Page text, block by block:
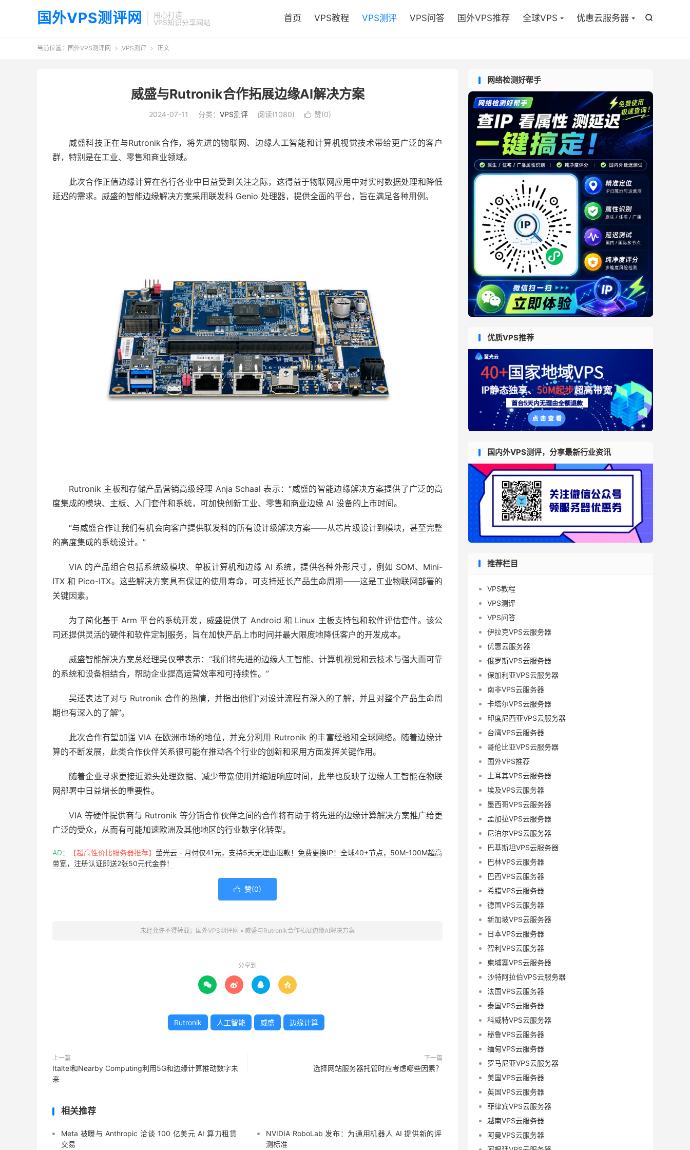
国外VPS测评网
用心打造
VPS知识分享网站

首页 VPS教程 VPS测评 VPS问答 国外VPS推荐 全球VPS 优惠云服务器
当前位置： 国外VPS测评网  VPS测评  正文
威盛与Rutronik合作拓展边缘AI解决方案
2024-07-11 分类： VPS测评 阅读(1080)  赞(0)
威盛科技正在与Rutronik合作，将先进的物联网、边缘人工智能和计算机视觉技术带给更广泛的客户
群，特别是在工业、零售和商业领域。
此次合作正值边缘计算在各行各业中日益受到关注之际，这得益于物联网应用中对实时数据处理和降低
延迟的需求。威盛的智能边缘解决方案采用联发科 Genio 处理器，提供全面的平台，旨在满足各种用例。
Rutronik 主板和存储产品营销高级经理 Anja Schaal 表示：“威盛的智能边缘解决方案提供了广泛的高
度集成的模块、主板、入门套件和系统，可加快创新工业、零售和商业边缘 AI 设备的上市时间。
“与威盛合作让我们有机会向客户提供联发科的所有设计级解决方案——从芯片级设计到模块，甚至完整
的高度集成的系统设计。”
VIA 的产品组合包括系统级模块、单板计算机和边缘 AI 系统，提供各种外形尺寸，例如 SOM、Mini-
ITX 和 Pico-ITX。这些解决方案具有保证的使用寿命，可支持延长产品生命周期——这是工业物联网部署的
关键因素。
为了简化基于 Arm 平台的系统开发，威盛提供了 Android 和 Linux 主板支持包和软件评估套件。该公
司还提供灵活的硬件和软件定制服务，旨在加快产品上市时间并最大限度地降低客户的开发成本。
威盛智能解决方案总经理吴仪攀表示：“我们将先进的边缘人工智能、计算机视觉和云技术与强大而可靠
的系统和设备相结合，帮助企业提高运营效率和可持续性。”
吴还表达了对与 Rutronik 合作的热情，并指出他们“对设计流程有深入的了解，并且对整个产品生命周
期也有深入的了解”。
此次合作有望加强 VIA 在欧洲市场的地位，并充分利用 Rutronik 的丰富经验和全球网络。随着边缘计
算的不断发展，此类合作伙伴关系很可能在推动各个行业的创新和采用方面发挥关键作用。
随着企业寻求更接近源头处理数据、减少带宽使用并缩短响应时间，此举也反映了边缘人工智能在物联
网部署中日益增长的重要性。
VIA 等硬件提供商与 Rutronik 等分销合作伙伴之间的合作将有助于将先进的边缘计算解决方案推广给更
广泛的受众，从而有可能加速欧洲及其他地区的行业数字化转型。
AD： 【超高性价比服务器推荐】 萤光云 - 月付仅41元，支持5天无理由退款！免费更换IP！全球40+节点，50M-100M超高
带宽，注册认证即送2张50元代金券！
 赞(0)
未经允许不得转载； 国外VPS测评网 » 威盛与Rutronik合作拓展边缘AI解决方案
分享到
   
Rutronik 人工智能 威盛 边缘计算
上一篇
Italtel和Nearby Computing利用5G和边缘计算推动数字未
来
下一篇
选择网站服务器托管时应考虑哪些因素？
相关推荐
Meta 被曝与 Anthropic 洽谈 100 亿美元 AI 算力租赁
交易
NVIDIA RoboLab 发布：为通用机器人 AI 提供新的评
测标准
网络检测好帮手
优质VPS推荐
国内外VPS测评，分享最新行业资讯
推荐栏目
VPS教程
VPS测评
VPS问答
伊拉克VPS云服务器
优惠云服务器
俄罗斯VPS云服务器
保加利亚VPS云服务器
南非VPS云服务器
卡塔尔VPS云服务器
印度尼西亚VPS云服务器
台湾VPS云服务器
哥伦比亚VPS云服务器
国外VPS推荐
土耳其VPS云服务器
埃及VPS云服务器
墨西哥VPS云服务器
孟加拉VPS云服务器
尼泊尔VPS云服务器
巴基斯坦VPS云服务器
巴林VPS云服务器
巴西VPS云服务器
希腊VPS云服务器
德国VPS云服务器
新加坡VPS云服务器
日本VPS云服务器
智利VPS云服务器
柬埔寨VPS云服务器
沙特阿拉伯VPS云服务器
法国VPS云服务器
泰国VPS云服务器
科威特VPS云服务器
秘鲁VPS云服务器
缅甸VPS云服务器
罗马尼亚VPS云服务器
美国VPS云服务器
英国VPS云服务器
菲律宾VPS云服务器
越南VPS云服务器
阿曼VPS云服务器